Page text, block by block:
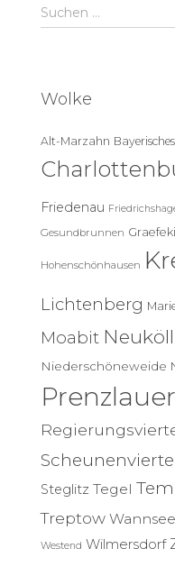
S
u
n
a
c
:
Suchen …
Wolke
Alt-Marzahn
Friedenau
Gesundbrunnen
Hohenschönhausen
Lichtenberg
Moabit
Niederschöneweide
Steglitz Tegel
Treptow Wannsee
Westend Wilmersdorf